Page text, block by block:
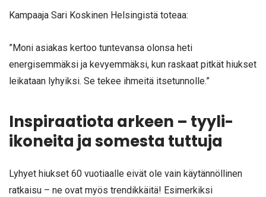
Kampaaja Sari Koskinen Helsingistä toteaa:
”Moni asiakas kertoo tuntevansa olonsa heti
energisemmäksi ja kevyemmäksi, kun raskaat pitkät hiukset
leikataan lyhyiksi. Se tekee ihmeitä itsetunnolle.”
Inspiraatiota arkeen – tyyli-
ikoneita ja somesta tuttuja
Lyhyet hiukset 60 vuotiaalle eivät ole vain käytännöllinen
ratkaisu – ne ovat myös trendikkäitä! Esimerkiksi